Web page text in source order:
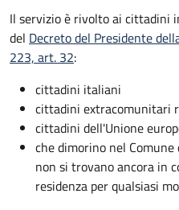
Il servizio è rivolto ai cittadini
del Decreto del Presidente
223, art. 32:
cittadini italiani
cittadini extracomunitari
cittadini dell'Unione
che dimorino nel
non si trovano ancora in
residenza per qualsiasi